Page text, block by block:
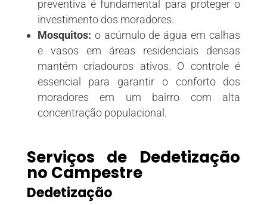
preventiva é fundamental para proteger o
investimento dos moradores.
Mosquitos: o acúmulo de água em calhas
e vasos em áreas residenciais densas
mantém criadouros ativos. O controle é
essencial para garantir o conforto dos
moradores em um bairro com alta
concentração populacional.
Serviços de Dedetização
no Campestre
Dedetização